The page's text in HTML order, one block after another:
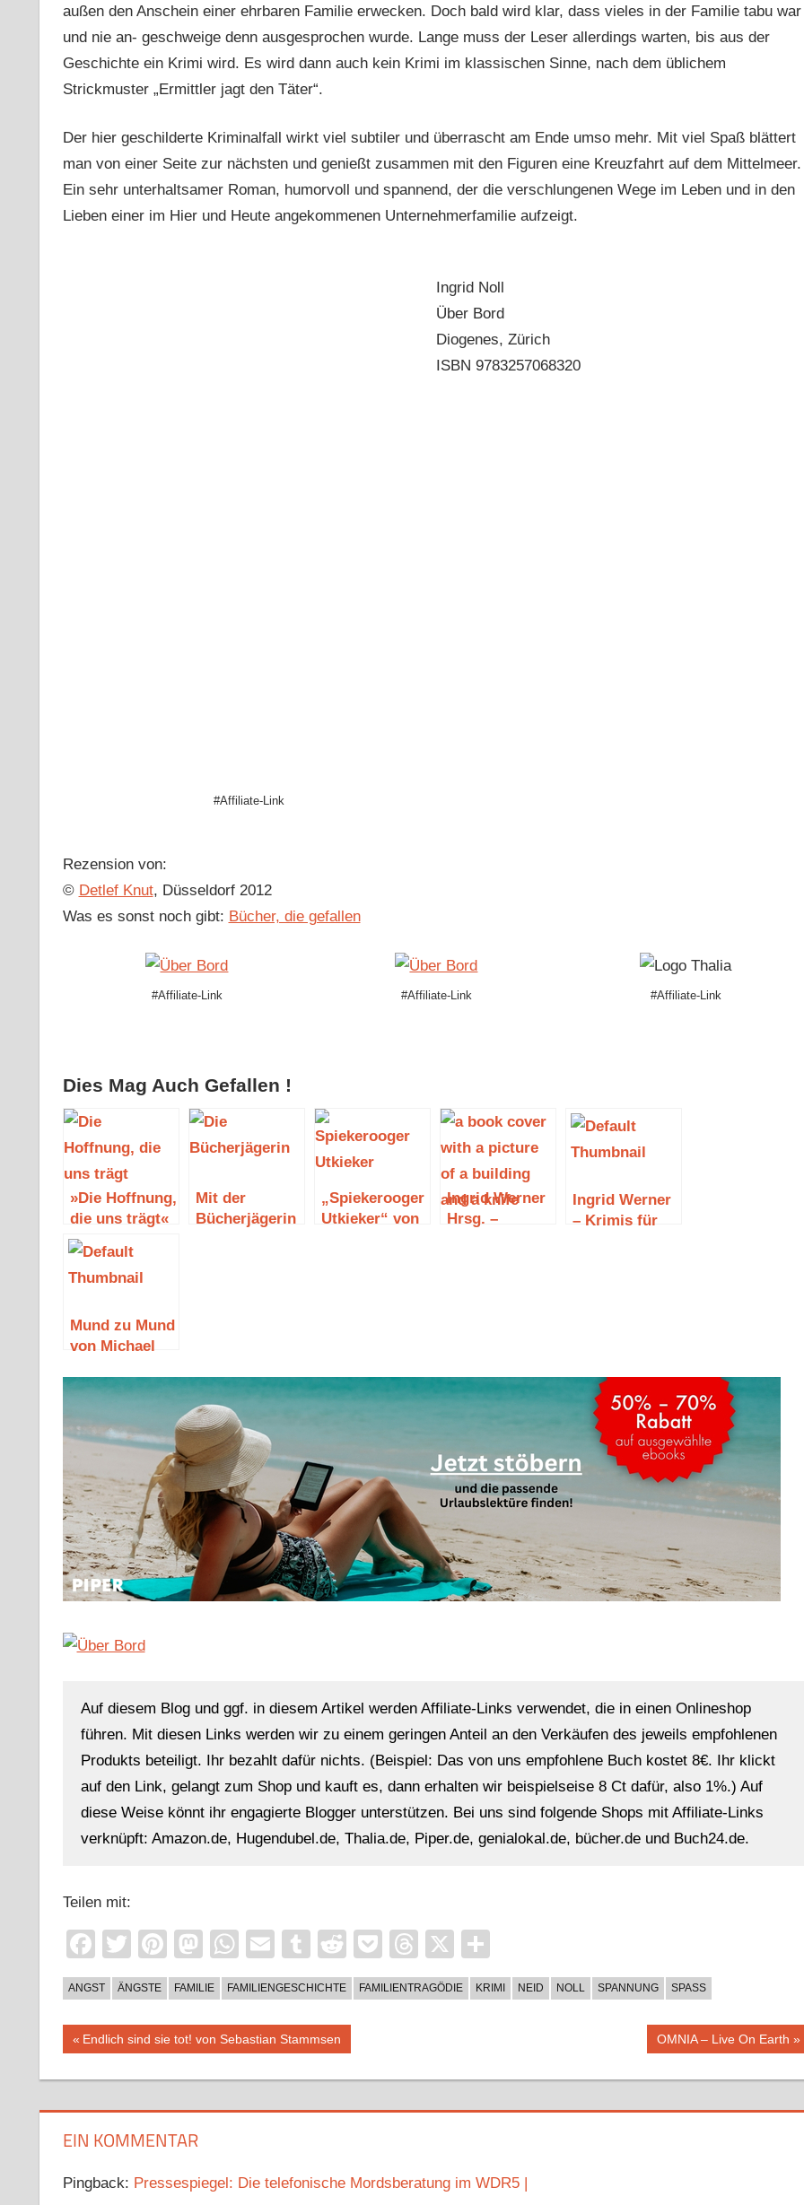
außen den Anschein einer ehrbaren Familie erwecken. Doch bald wird klar, dass vieles in der Familie tabu war
und nie an- geschweige denn ausgesprochen wurde. Lange muss der Leser allerdings warten, bis aus der
Geschichte ein Krimi wird. Es wird dann auch kein Krimi im klassischen Sinne, nach dem üblichem
Strickmuster „Ermittler jagt den Täter“.
Der hier geschilderte Kriminalfall wirkt viel subtiler und überrascht am Ende umso mehr. Mit viel Spaß blättert
man von einer Seite zur nächsten und genießt zusammen mit den Figuren eine Kreuzfahrt auf dem Mittelmeer.
Ein sehr unterhaltsamer Roman, humorvoll und spannend, der die verschlungenen Wege im Leben und in den
Lieben einer im Hier und Heute angekommenen Unternehmerfamilie aufzeigt.
#Affiliate-Link
Ingrid Noll
Über Bord
Diogenes, Zürich
ISBN 9783257068320
Rezension von:
© Detlef Knut, Düsseldorf 2012
Was es sonst noch gibt: Bücher, die gefallen
#Affiliate-Link #Affiliate-Link #Affiliate-Link
Dies Mag Auch Gefallen !
»Die Hoffnung,
die uns trägt«
von Kerstin
Lange
Mit der
Bücherjägerin
„Spiekerooger
Utkieker“ von
Ingrid Werner
Hrsg. –
Ingrid Werner
– Krimis für
Mund zu Mund
von Michael
Auf diesem Blog und ggf. in diesem Artikel werden Affiliate-Links verwendet, die in einen Onlineshop
führen. Mit diesen Links werden wir zu einem geringen Anteil an den Verkäufen des jeweils empfohlenen
Produkts beteiligt. Ihr bezahlt dafür nichts. (Beispiel: Das von uns empfohlene Buch kostet 8€. Ihr klickt
auf den Link, gelangt zum Shop und kauft es, dann erhalten wir beispielseise 8 Ct dafür, also 1%.) Auf
diese Weise könnt ihr engagierte Blogger unterstützen. Bei uns sind folgende Shops mit Affiliate-Links
verknüpft: Amazon.de, Hugendubel.de, Thalia.de, Piper.de, genialokal.de, bücher.de und Buch24.de.
Teilen mit:
Facebook
TwitterPinterest
Mastodon
WhatsApp
EmailTumblr
RedditPocketThreads
X
ANGST ÄNGSTE FAMILIE FAMILIENGESCHICHTE FAMILIENTRAGÖDIE KRIMI NEID NOLL SPANNUNG SPASS
Beitragsnavigation
Vorheriger
Endlich sind sie tot! von Sebastian Stammsen
Nächster
OMNIA – Live On Earth
EIN KOMMENTAR
Pingback: Pressespiegel: Die telefonische Mordsberatung im WDR5 |